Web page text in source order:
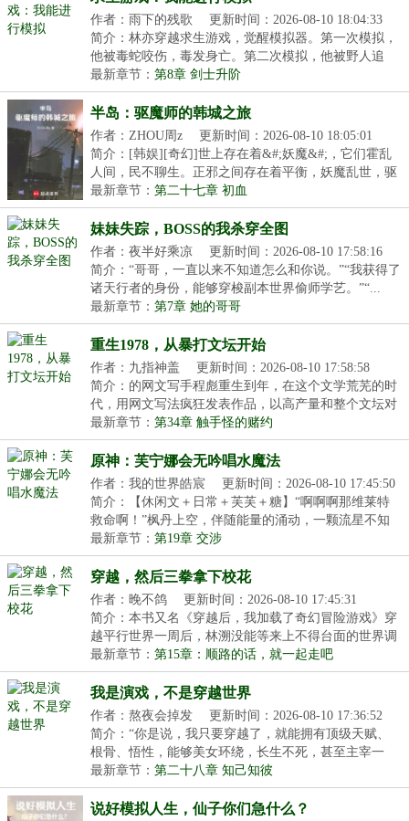
作者：雨下的残歌
更新时间：2026-08-10 18:04:33
简介：林亦穿越求生游戏，觉醒模拟器。第一次模拟，
他被毒蛇咬伤，毒发身亡。第二次模拟，他被野人追
杀，...
最新章节： 第8章 剑士升阶
半岛：驱魔师的韩城之旅
作者：ZHOU周z
更新时间：2026-08-10 18:05:01
简介：[韩娱][奇幻]世上存在着&#;妖魔&#;，它们霍乱
人间，民不聊生。正邪之间存在着平衡，妖魔乱世，驱
魔...
最新章节： 第二十七章 初血
妹妹失踪，BOSS的我杀穿全图
作者：夜半好乘凉
更新时间：2026-08-10 17:58:16
简介：“哥哥，一直以来不知道怎么和你说。”“我获得了
诸天行者的身份，能够穿梭副本世界偷师学艺。”“...
最新章节： 第7章 她的哥哥
重生1978，从暴打文坛开始
作者：九指神盖
更新时间：2026-08-10 17:58:58
简介：的网文写手程彪重生到年，在这个文学荒芜的时
代，用网文写法疯狂发表作品，以高产量和整个文坛对
抗...
最新章节： 第34章 触手怪的赌约
原神：芙宁娜会无吟唱水魔法
作者：我的世界皓宸
更新时间：2026-08-10 17:45:50
简介：【休闲文＋日常＋芙芙＋糖】“啊啊啊那维莱特
救命啊！”枫丹上空，伴随能量的涌动，一颗流星不知
从...
最新章节： 第19章 交涉
穿越，然后三拳拿下校花
作者：晚不鸽
更新时间：2026-08-10 17:45:31
简介：本书又名《穿越后，我加载了奇幻冒险游戏》穿
越平行世界一周后，林溯没能等来上不得台面的世界调
制...
最新章节： 第15章：顺路的话，就一起走吧
我是演戏，不是穿越世界
作者：熬夜会掉发
更新时间：2026-08-10 17:36:52
简介：“你是说，我只要穿越了，就能拥有顶级天赋、
根骨、悟性，能够美女环绕，长生不死，甚至主宰一
界？...
最新章节： 第二十八章 知己知彼
说好模拟人生，仙子你们急什么？